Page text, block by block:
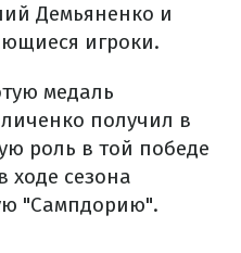
Демьяненко и
игроки.
медаль
получил в
роль в той победе
ходе сезона
"Сампдорию".